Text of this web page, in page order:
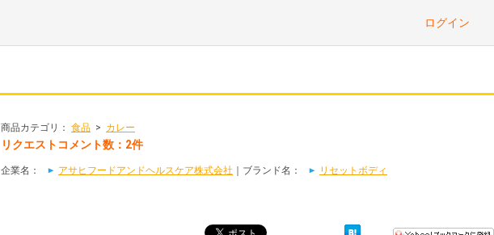
ログイン
商品カテゴリ： 食品 > カレー
リクエストコメント数：2件
企業名： アサヒフードアンドヘルスケア株式会社 ｜ブランド名： リセットボディ